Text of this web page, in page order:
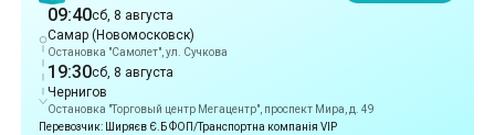
09:40сб, 8 августа
Самар (Новомосковск)
Остановка "Самолет", ул. Сучкова
19:30сб, 8 августа
Чернигов
Остановка "Торговый центр Мегацентр", проспект Мира, д. 49
Перевозчик: Ширяєв Є.Б ФОП/Транспортна компанія VIP